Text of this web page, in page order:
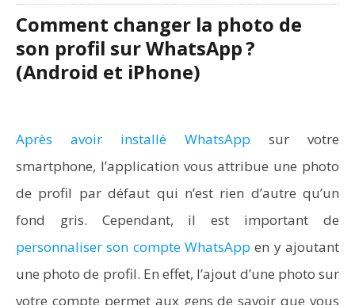
Comment changer la photo de
son profil sur WhatsApp ?
(Android et iPhone)
Après avoir installé WhatsApp sur votre
smartphone, l’application vous attribue une photo
de profil par défaut qui n’est rien d’autre qu’un
fond gris. Cependant, il est important de
personnaliser son compte WhatsApp en y ajoutant
une photo de profil. En effet, l’ajout d’une photo sur
votre compte permet aux gens de savoir que vous